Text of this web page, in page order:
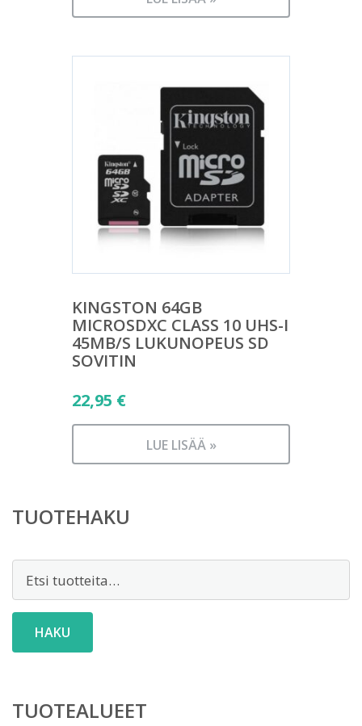
KINGSTON 64GB
MICROSDXC CLASS 10 UHS-I
45MB/S LUKUNOPEUS SD
SOVITIN
22,95 €
LUE LISÄÄ »
TUOTEHAKU
HAKU
TUOTEALUEET